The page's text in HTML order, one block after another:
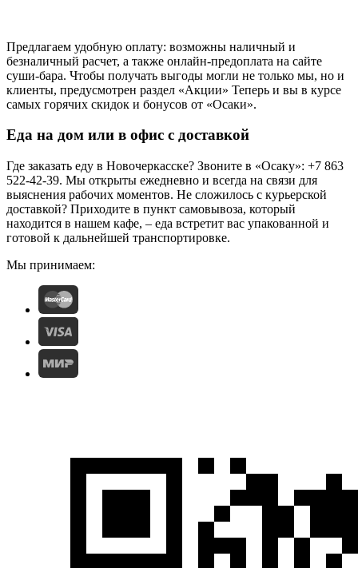
Предлагаем удобную оплату: возможны наличный и
безналичный расчет, а также онлайн-предоплата на сайте
суши-бара. Чтобы получать выгоды могли не только мы, но и
клиенты, предусмотрен раздел «Акции» Теперь и вы в курсе
самых горячих скидок и бонусов от «Осаки».
Еда на дом или в офис с доставкой
Где заказать еду в Новочеркасске? Звоните в «Осаку»: +7 863
522-42-39. Мы открыты ежедневно и всегда на связи для
выяснения рабочих моментов. Не сложилось с курьерской
доставкой? Приходите в пункт самовывоза, который
находится в нашем кафе, – еда встретит вас упакованной и
готовой к дальнейшей транспортировке.
Мы принимаем: